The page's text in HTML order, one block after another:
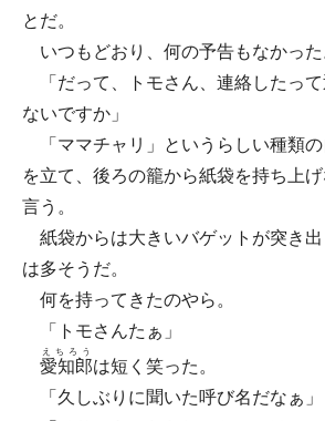
とだ。
いつもどおり、何の予告もなかった
「だって、トモさん、連絡したって
ないですか」
「ママチャリ」というらしい種類の
を立て、後ろの籠から紙袋を持ち上
言う。
紙袋からは大きいバゲットが突き
は多そうだ。
何を持ってきたのやら。
「トモさんたぁ」
愛知郎
えちろう
は短く笑った。
「久しぶりに聞いた呼び名だなぁ」